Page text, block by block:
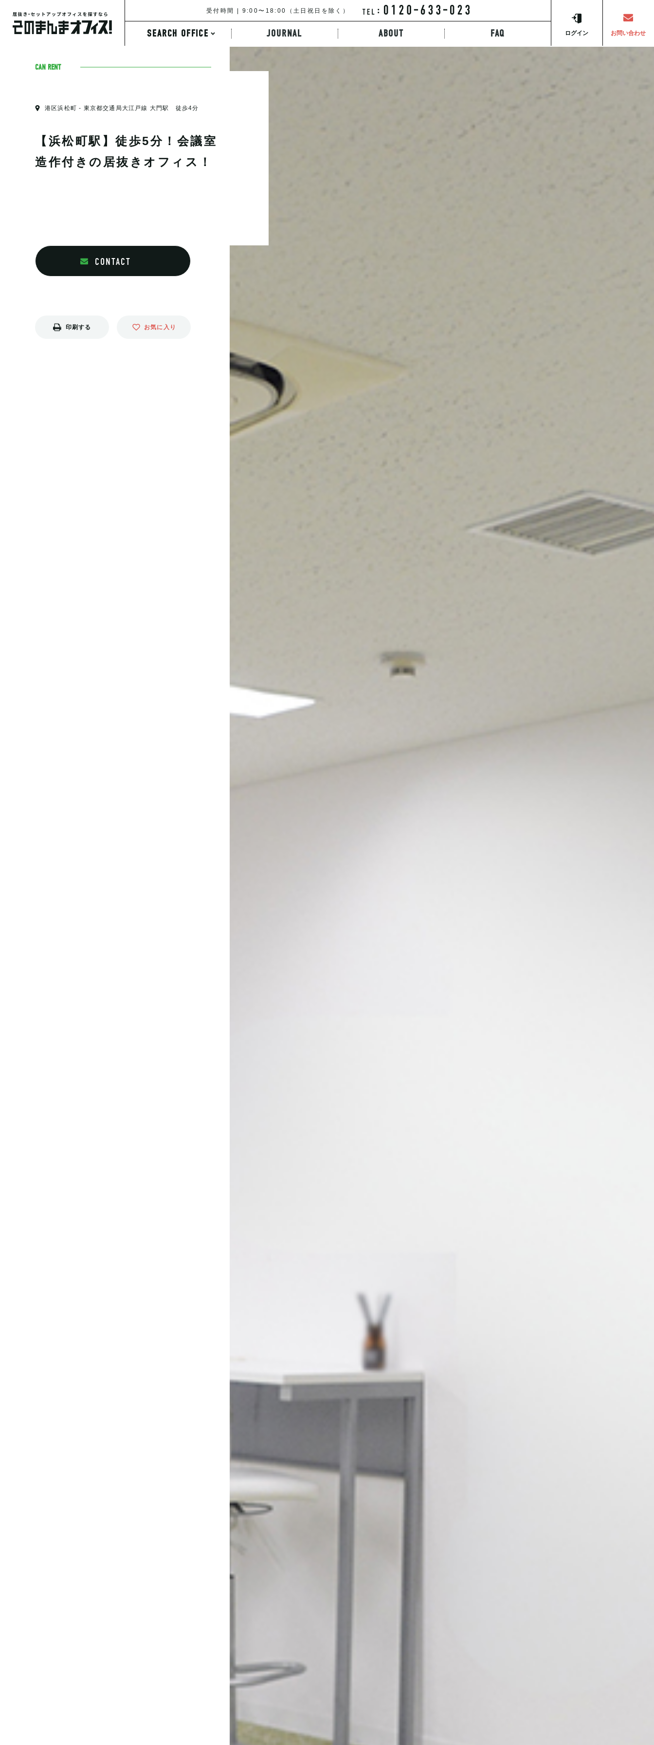
受付時間 | 9:00〜18:00（土日祝日を除く）
SEARCH OFFICE JOURNAL ABOUT FAQ ログイン お問い合わせ
条件から探す 路線・駅から探す キーワードから探す
CAN RENT
港区浜松町 - 東京都交通局大江戸線 大門駅 徒歩4分
【浜松町駅】徒歩5分！会議室
造作付きの居抜きオフィス！
CONTACT
印刷する お気に入り